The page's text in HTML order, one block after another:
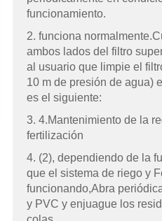
funcionamiento.
2. funciona
ambos lados del filtro
al usuario que limpie el
10 m de presión de agua)
es el siguiente:
3. 4.Mantenimiento de la
fertilización
4. (2), dependiendo de la
que el sistema de riego y
funcionando,Abra
y PVC y enjuague los